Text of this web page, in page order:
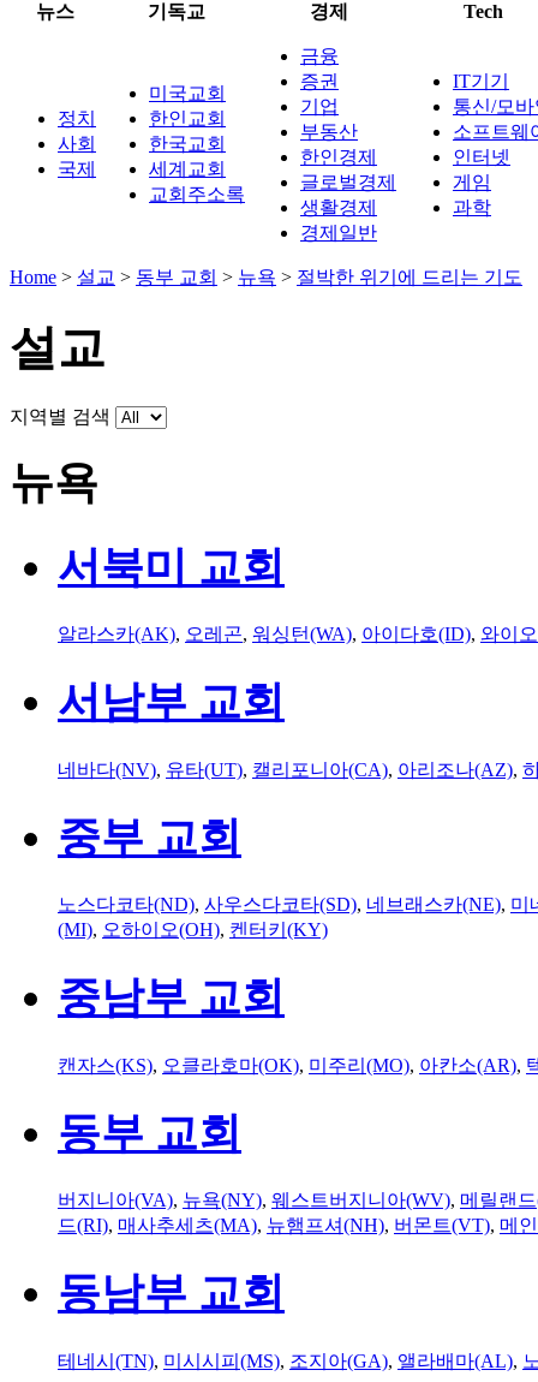
뉴스
기독교 경제 Tech
정치
사회
국제
미국교회
한인교회
한국교회
세계교회
교회주소록
금융
증권
기업
부동산
한인경제
글로벌경제
생활경제
경제일반
IT기기
통신/모
소프트웨
인터넷
게임
과학
Home > 설교 > 동부 교회 > 뉴욕 > 절박한 위기에 드리는 기도
설교
지역별 검색
뉴욕
서북미 교회
알라스카(AK), 오레곤, 워싱턴(WA), 아이다호(ID), 와이
서남부 교회
네바다(NV), 유타(UT), 캘리포니아(CA), 아리조나(AZ),
중부 교회
노스다코타(ND), 사우스다코타(SD), 네브래스카(NE), 미
(MI), 오하이오(OH), 켄터키(KY)
중남부 교회
캔자스(KS), 오클라호마(OK), 미주리(MO), 아칸소(AR),
동부 교회
버지니아(VA), 뉴욕(NY), 웨스트버지니아(WV), 메릴랜
드(RI), 매사추세츠(MA), 뉴햄프셔(NH), 버몬트(VT), 메
동남부 교회
테네시(TN), 미시시피(MS), 조지아(GA), 앨라배마(AL),